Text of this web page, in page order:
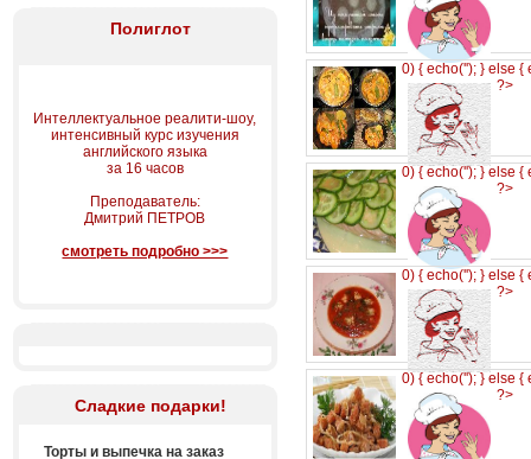
Полиглот
Интеллектуальное реалити-шоу,
интенсивный курс изучения
английского языка
за 16 часов
Преподаватель:
Дмитрий ПЕТРОВ
смотреть подробно >>>
Сладкие подарки!
Торты и выпечка на заказ
0) { echo(''); } else {
?>
0) { echo(''); } else {
?>
0) { echo(''); } else {
?>
0) { echo(''); } else {
?>